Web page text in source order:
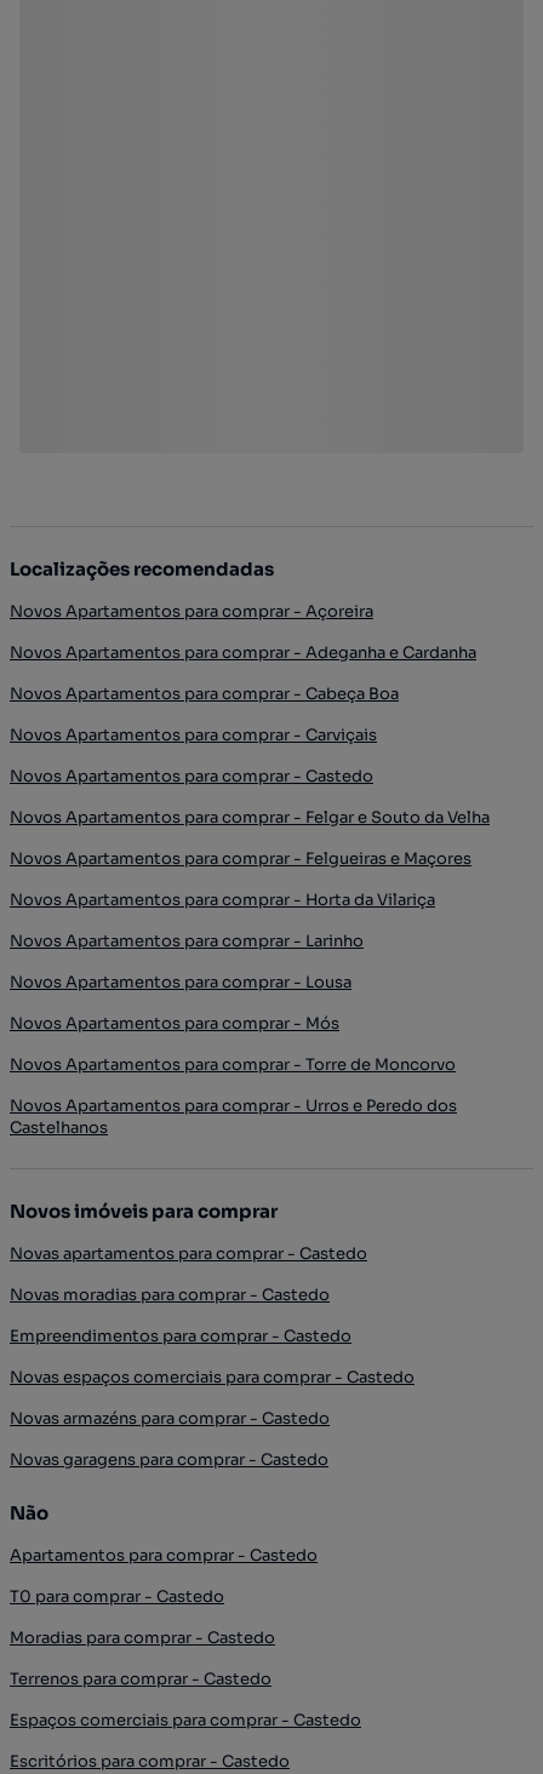
Localizações recomendadas
Novos Apartamentos para comprar - Açoreira
Novos Apartamentos para comprar - Adeganha e Cardanha
Novos Apartamentos para comprar - Cabeça Boa
Novos Apartamentos para comprar - Carviçais
Novos Apartamentos para comprar - Castedo
Novos Apartamentos para comprar - Felgar e Souto da Velha
Novos Apartamentos para comprar - Felgueiras e Maçores
Novos Apartamentos para comprar - Horta da Vilariça
Novos Apartamentos para comprar - Larinho
Novos Apartamentos para comprar - Lousa
Novos Apartamentos para comprar - Mós
Novos Apartamentos para comprar - Torre de Moncorvo
Novos Apartamentos para comprar - Urros e Peredo dos
Castelhanos
Novos imóveis para comprar
Novas apartamentos para comprar - Castedo
Novas moradias para comprar - Castedo
Empreendimentos para comprar - Castedo
Novas espaços comerciais para comprar - Castedo
Novas armazéns para comprar - Castedo
Novas garagens para comprar - Castedo
Não
Apartamentos para comprar - Castedo
T0 para comprar - Castedo
Moradias para comprar - Castedo
Terrenos para comprar - Castedo
Espaços comerciais para comprar - Castedo
Escritórios para comprar - Castedo